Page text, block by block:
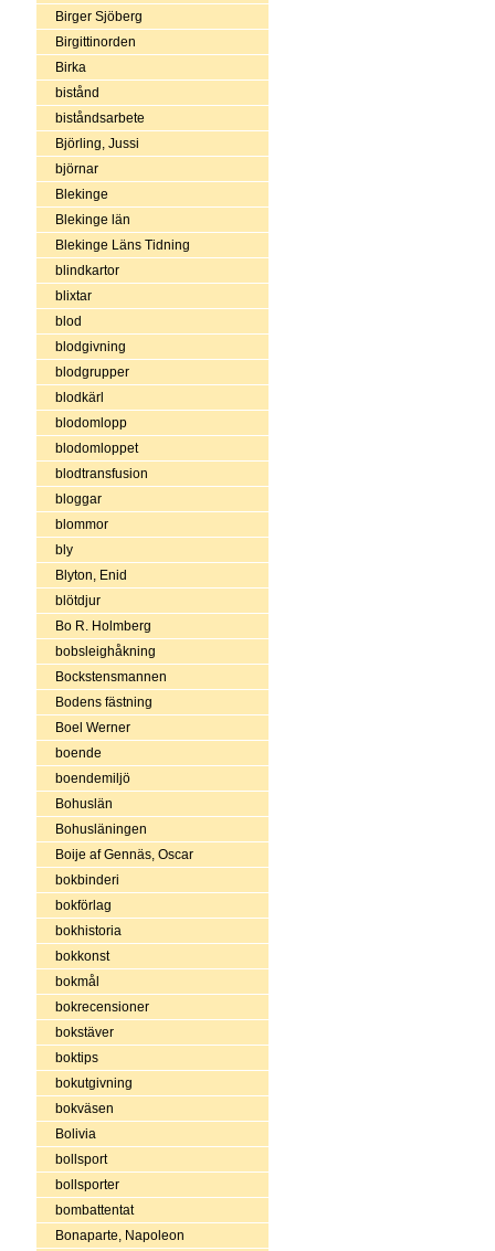
Birger Sjöberg
Birgittinorden
Birka
bistånd
biståndsarbete
Björling, Jussi
björnar
Blekinge
Blekinge län
Blekinge Läns Tidning
blindkartor
blixtar
blod
blodgivning
blodgrupper
blodkärl
blodomlopp
blodomloppet
blodtransfusion
bloggar
blommor
bly
Blyton, Enid
blötdjur
Bo R. Holmberg
bobsleighåkning
Bockstensmannen
Bodens fästning
Boel Werner
boende
boendemiljö
Bohuslän
Bohusläningen
Boije af Gennäs, Oscar
bokbinderi
bokförlag
bokhistoria
bokkonst
bokmål
bokrecensioner
bokstäver
boktips
bokutgivning
bokväsen
Bolivia
bollsport
bollsporter
bombattentat
Bonaparte, Napoleon